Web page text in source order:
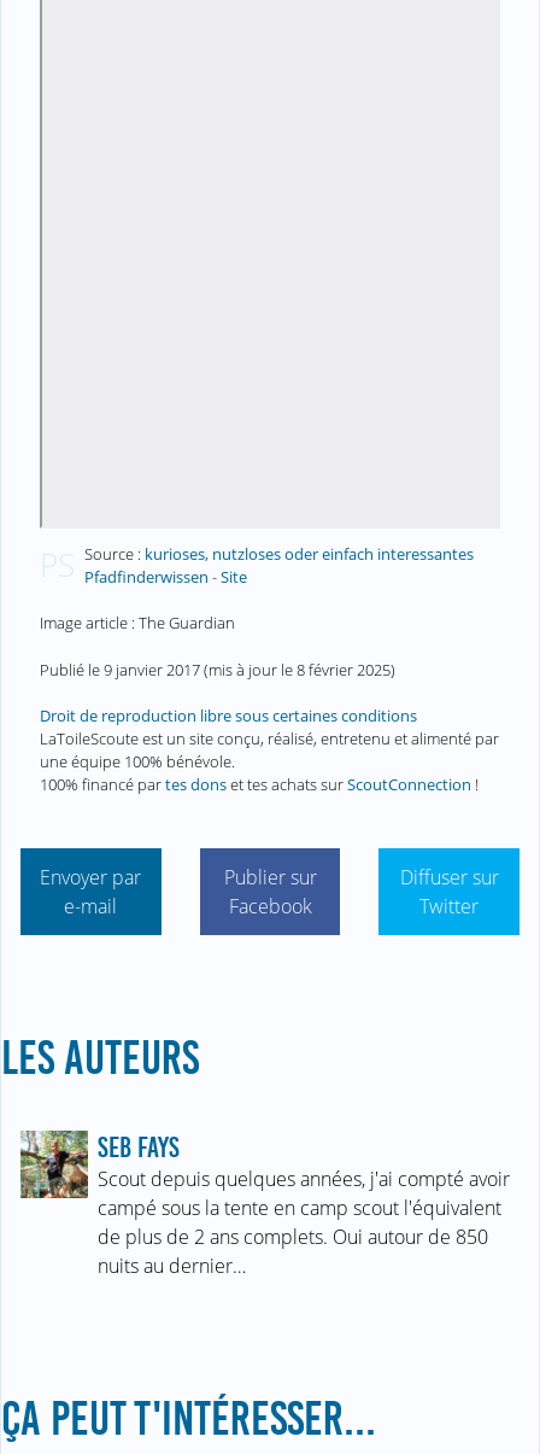
PS Source : kurioses, nutzloses oder einfach interessantes
Pfadfinderwissen -Site
Image article : The Guardian
Publié le9 janvier 2017(mis à jour le8 février 2025)
Droit de reproduction libre sous certaines conditions
LaToileScoute est un site conçu, réalisé, entretenu et alimenté par
une équipe 100% bénévole.
100% financé partes donset tes achats surScoutConnection !
Envoyer par
e-mail
Publier sur
Facebook
Diffuser sur
Twitter
LES AUTEURS
SEB FAYS
Scout depuis quelques années, j'ai compté avoir
campé sous la tente en camp scout l'équivalent
de plus de 2 ans complets. Oui autour de 850
nuits au dernier…
ÇA PEUT T'INTÉRESSER...